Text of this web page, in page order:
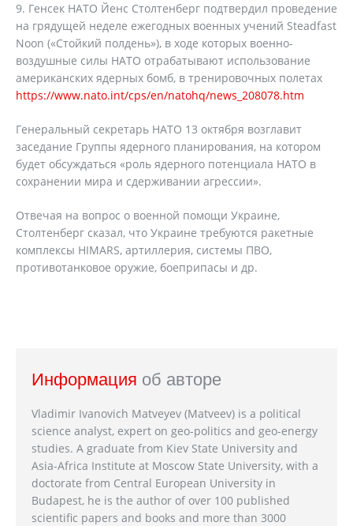
9. Генсек НАТО Йенс Столтенберг подтвердил проведение
на грядущей неделе ежегодных военных учений Steadfast
Noon («Стойкий полдень»), в ходе которых военно-
воздушные силы НАТО отрабатывают использование
американских ядерных бомб, в тренировочных полетах
https://www.nato.int/cps/en/natohq/news_208078.htm
Генеральный секретарь НАТО 13 октября возглавит
заседание Группы ядерного планирования, на котором
будет обсуждаться «роль ядерного потенциала НАТО в
сохранении мира и сдерживании агрессии».
Отвечая на вопрос о военной помощи Украине,
Столтенберг сказал, что Украине требуются ракетные
комплексы HIMARS, артиллерия, системы ПВО,
противотанковое оружие, боеприпасы и др.
Информация об авторе
Vladimir Ivanovich Matveyev (Matveev) is a political
science analyst, expert on geo-politics and geo-energy
studies. A graduate from Kiev State University and
Asia-Africa Institute at Moscow State University, with a
doctorate from Central European University in
Budapest, he is the author of over 100 published
scientific papers and books and more than 3000